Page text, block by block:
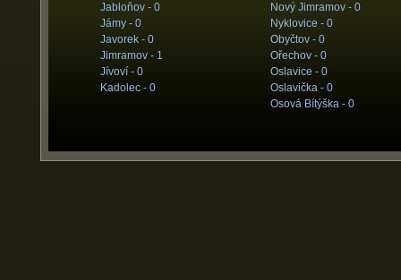
Jabloňov - 0
Jámy - 0
Javorek - 0
Jimramov - 1
Jívoví - 0
Kadolec - 0
Nový Jimramov - 0
Nyklovice - 0
Obyčtov - 0
Ořechov - 0
Oslavice - 0
Oslavička - 0
Osová Bítýška - 0